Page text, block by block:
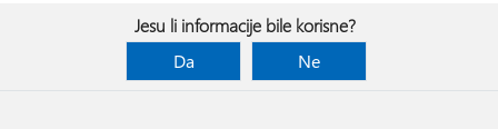
Jesu li informacije bile korisne?
Da
Ne